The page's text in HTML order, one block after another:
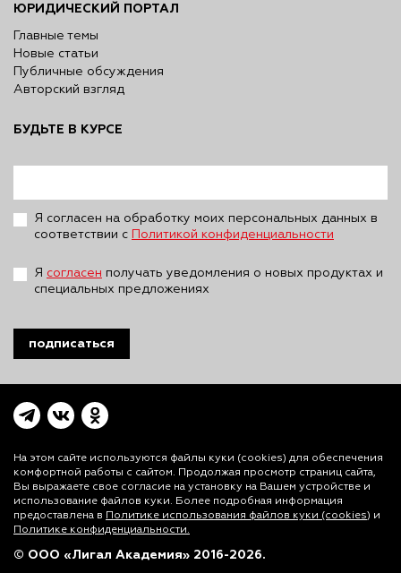
ЮРИДИЧЕСКИЙ ПОРТАЛ
Главные темы
Новые статьи
Публичные обсуждения
Авторский взгляд
БУДЬТЕ В КУРСЕ
Я согласен на обработку моих персональных данных в
соответствии с
Политикой конфиденциальности
Я согласен получать уведомления о новых продуктах и
специальных предложениях
подписаться
На этом сайте используются файлы куки (cookies) для обеспечения
комфортной работы с сайтом. Продолжая просмотр страниц сайта,
Вы выражаете свое согласие на установку на Вашем устройстве и
использование файлов куки. Более подробная информация
предоставлена в Политике использования файлов куки (cookies) и
Политике конфиденциальности.
© ООО «Лигал Академия» 2016-2026.